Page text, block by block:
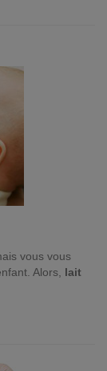
vous vous
Alors, lait